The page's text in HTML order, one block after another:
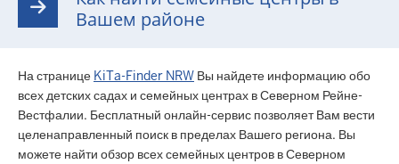
Вашем районе
На странице KiTa-Finder NRW Вы найдете информацию обо
всех детских садах и семейных центрах в Северном Рейне-
Вестфалии. Бесплатный онлайн-сервис позволяет Вам вести
целенаправленный поиск в пределах Вашего региона. Вы
можете найти обзор всех семейных центров в Северном